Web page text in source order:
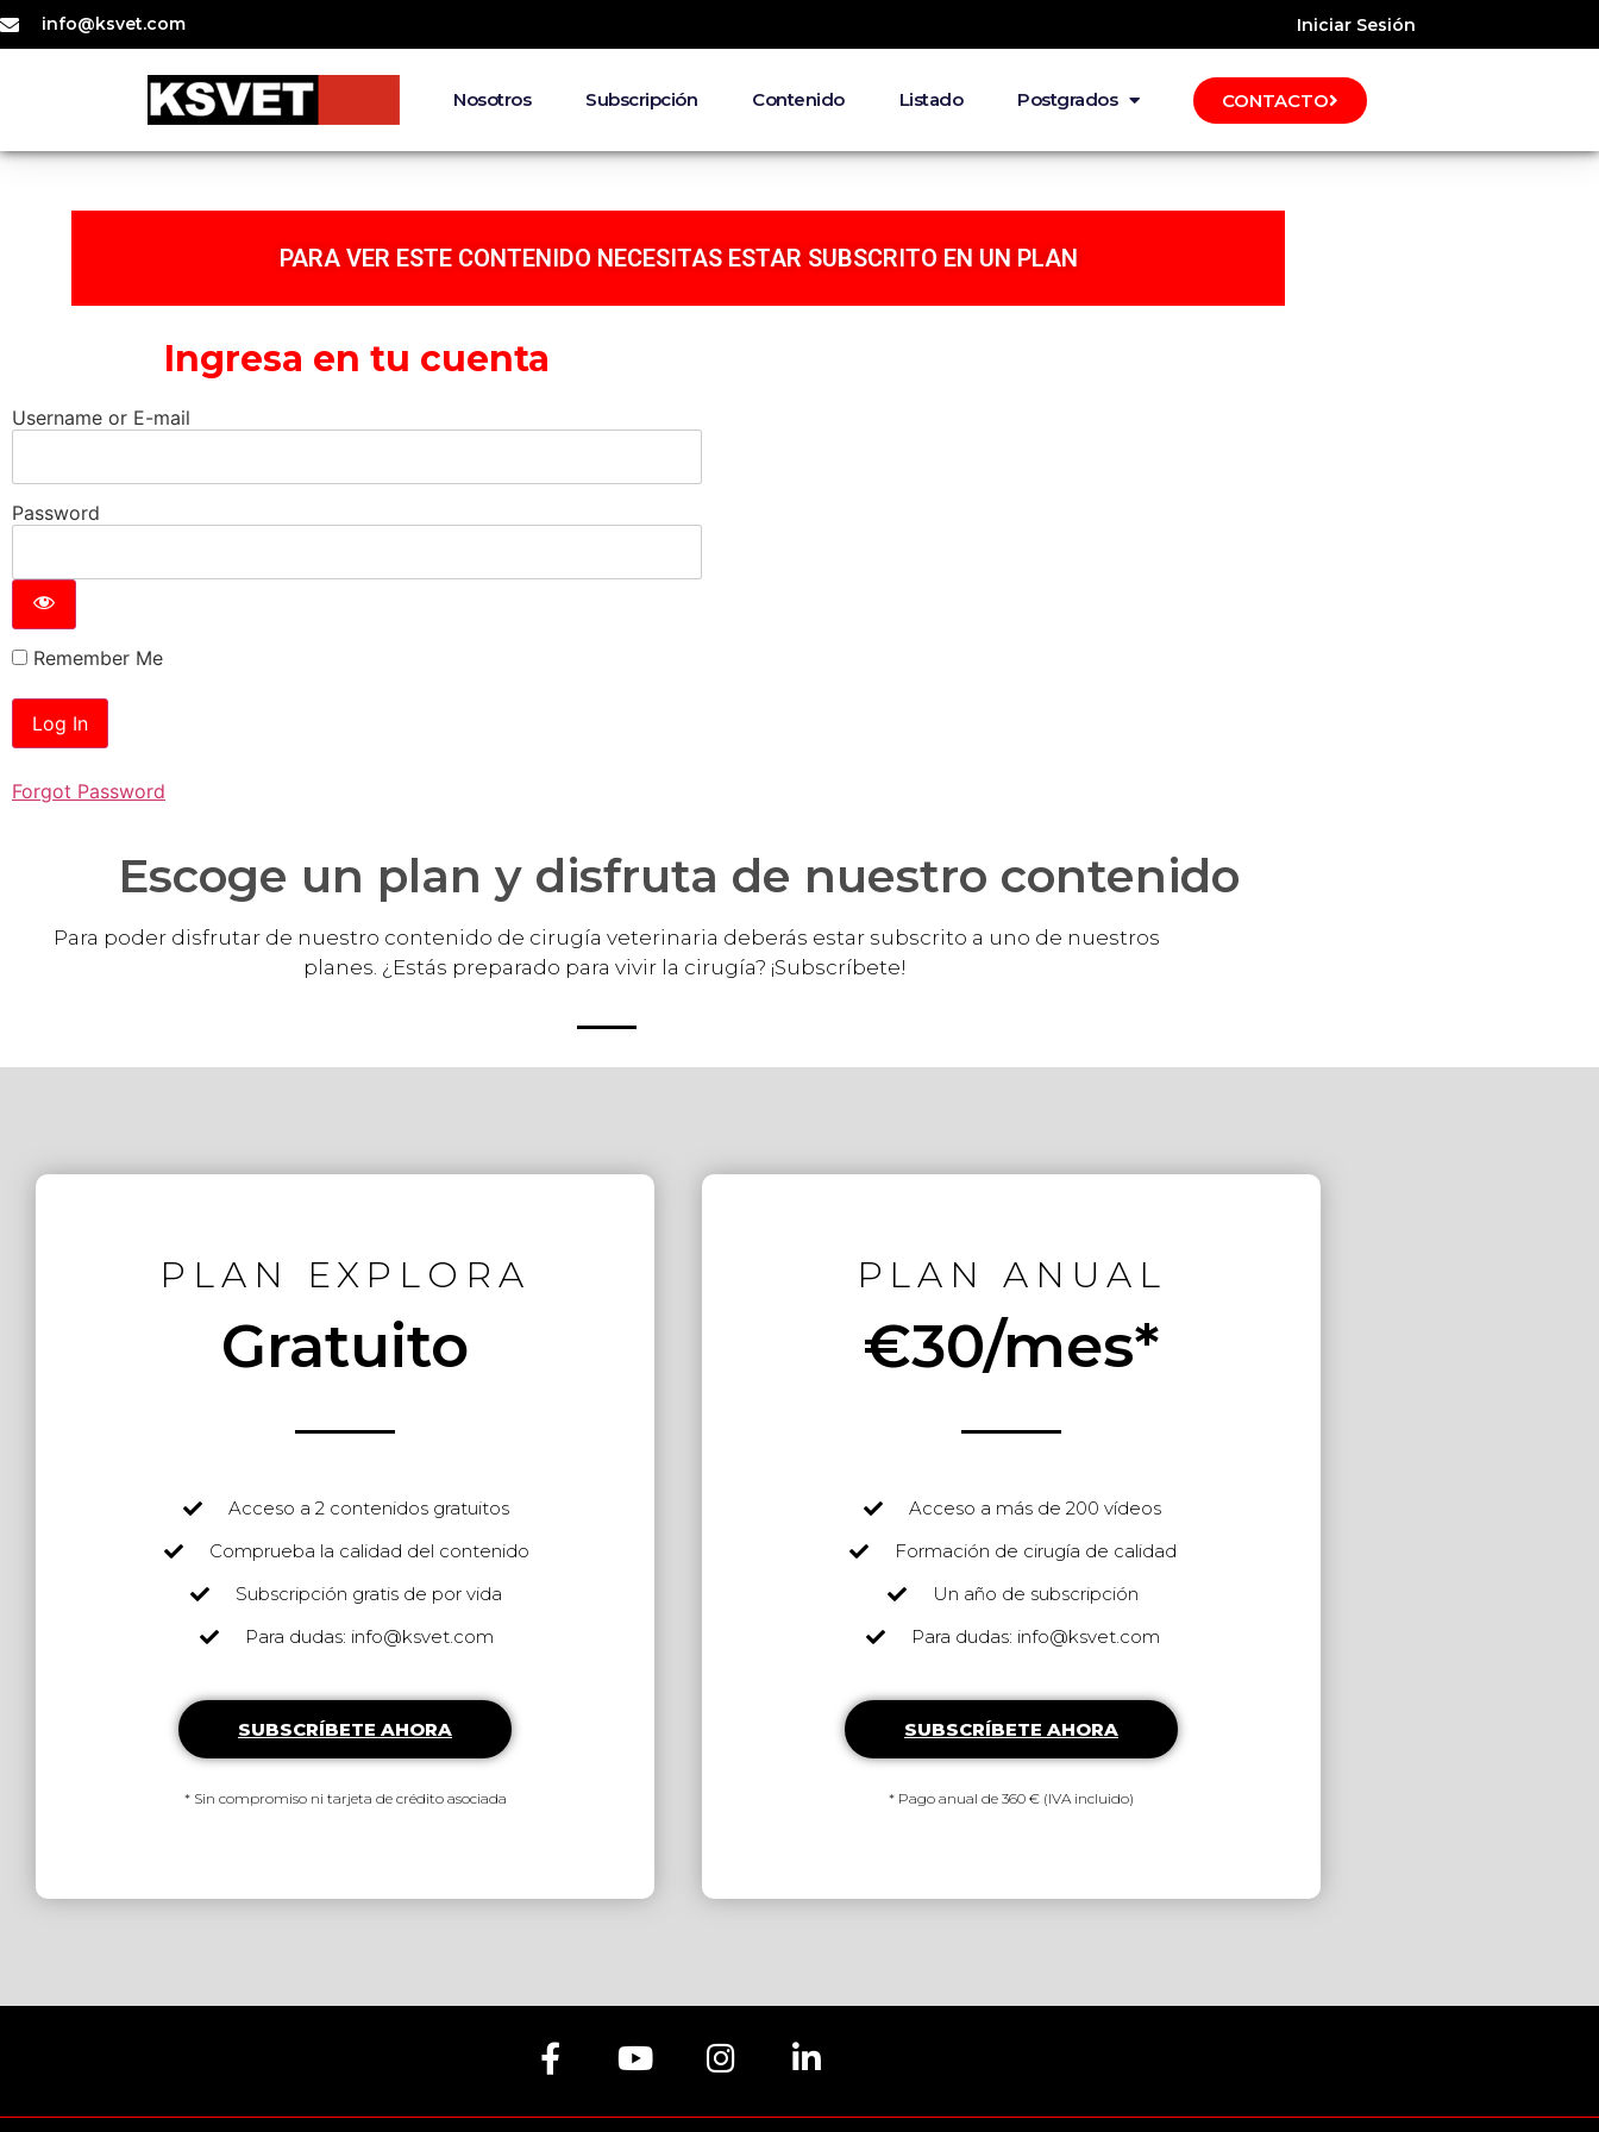
info@ksvet.com Iniciar Sesión
Nosotros Subscripción Contenido Listado Postgrados CONTACTO
PARA VER ESTE CONTENIDO NECESITAS ESTAR SUBSCRITO EN UN PLAN
Ingresa en tu cuenta
Username or E-mail
Password
Remember Me
Forgot Password
Escoge un plan y disfruta de nuestro contenido
Para poder disfrutar de nuestro contenido de cirugía veterinaria deberás estar subscrito a uno de nuestros
planes. ¿Estás preparado para vivir la cirugía? ¡Subscríbete!
PLAN EXPLORA
Gratuito
Acceso a 2 contenidos gratuitos
Comprueba la calidad del contenido
Subscripción gratis de por vida
Para dudas: info@ksvet.com
SUBSCRÍBETE AHORA
* Sin compromiso ni tarjeta de crédito asociada
PLAN ANUAL
€30/mes*
Acceso a más de 200 vídeos
Formación de cirugía de calidad
Un año de subscripción
Para dudas: info@ksvet.com
SUBSCRÍBETE AHORA
* Pago anual de 360 € (IVA incluido)